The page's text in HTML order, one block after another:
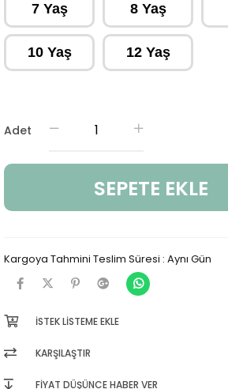
7 Yaş 8 Yaş
10 Yaş 12 Yaş
Adet
Kargoya Tahmini Teslim Süresi : Aynı Gün
İSTEK LISTEME EKLE
KARŞILAŞTIR
FIYAT DÜŞÜNCE HABER VER